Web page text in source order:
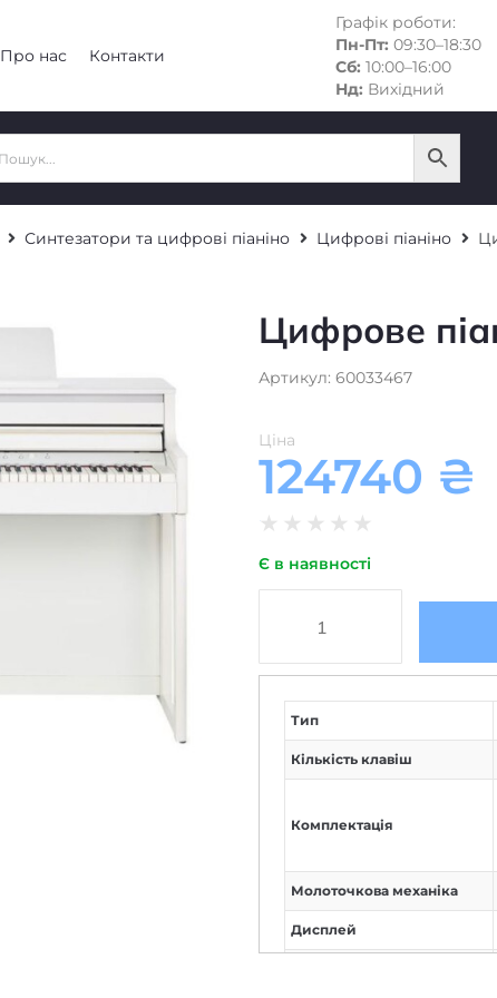
Про нас Контакти
Графік роботи:
Пн-Пт: 09:30–18:30
Сб: 10:00–16:00
Нд: Вихідний
Синтезатори та цифрові піаніно Цифрові піаніно
Цифрове
Артикул: 60033467
Ціна
124740 ₴
★ ★ ★ ★ ★
Є в наявності
Тип
Кількість клавіш
Комплектація
Молоточкова механіка
Дисплей